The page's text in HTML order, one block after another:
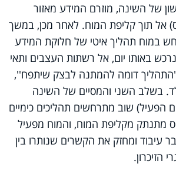
של השינה, מוזרם המידע מאזור
אל תוך קליפת המוח. לאחר מכן, במשך
במוח תהליך איטי של חלוקת המידע
באותו יום, אל רשתות העצבים ותאי
דומה להמתנה לבצק שיתפח'',
בשלב השני והמסיים של השינה
הפעיל) שוב מתרחשים תהליכים כימיים
מתנתק מקליפת המוח, והמוח מפעיל
עיבוד ומחזק את הקשרים שנותרו בין
הזיכרון.